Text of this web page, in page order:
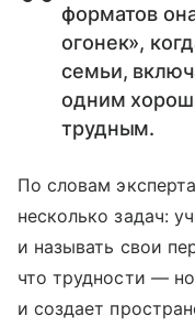
форматов
огонек»,
семьи,
одним
трудным.
По словам
несколько задач:
и называть свои
что трудности —
и создает